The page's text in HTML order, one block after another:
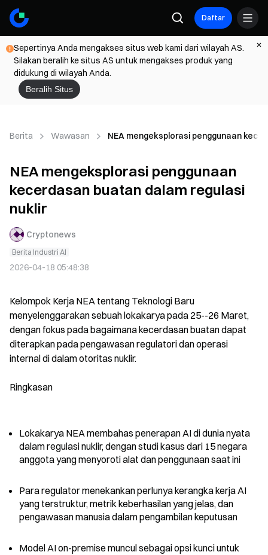
Daftar
Sepertinya Anda mengakses situs web kami dari wilayah AS.
Silakan beralih ke situs AS untuk mengakses produk yang
didukung di wilayah Anda.
Beralih Situs
Berita Wawasan NEA mengeksplorasi penggunaan
NEA mengeksplorasi penggunaan
kecerdasan buatan dalam regulasi
nuklir
Cryptonews
Berita Industri AI
2026-04-18 05:48:38
Kelompok Kerja NEA tentang Teknologi Baru
menyelenggarakan sebuah lokakarya pada 25--26 Maret,
dengan fokus pada bagaimana kecerdasan buatan dapat
diterapkan pada pengawasan regulatori dan operasi
internal di dalam otoritas nuklir.
Ringkasan
Lokakarya NEA membahas penerapan AI di dunia nyata
dalam regulasi nuklir, dengan studi kasus dari 15 negara
anggota yang menyoroti alat dan penggunaan saat ini
Para regulator menekankan perlunya kerangka kerja AI
yang terstruktur, metrik keberhasilan yang jelas, dan
pengawasan manusia dalam pengambilan keputusan
Model AI on-premise muncul sebagai opsi kunci untuk